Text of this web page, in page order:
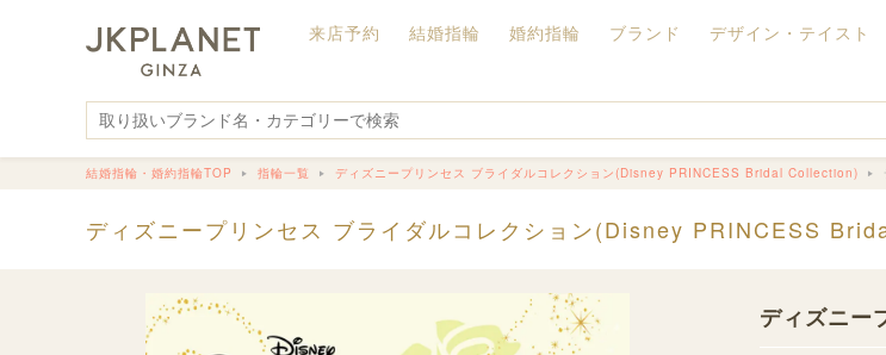
来店予約 結婚指輪 婚約指輪 ブランド デザイン・テイスト
結婚指輪・婚約指輪TOP 指輪一覧 ディズニープリンセス ブライダルコレクション(Disney PRINCESS Bridal Collection)
ディズニープリンセス ブライダルコレクション(Disney PRINCESS
ディズニー